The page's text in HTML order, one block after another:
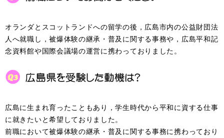
オランダとスコットランドへの留学の後，広島市内の公益財団法
人へ就職し，被爆体験の継承・普及に関する事務や，広島平和記
念資料館や国際会議場の運営に携わっておりました。
広島に生まれ育ったこともあり，学生時代から平和に資する仕事
に就きたいと希望しておりました。
前職において被爆体験の継承・普及に関する事務に携わっており